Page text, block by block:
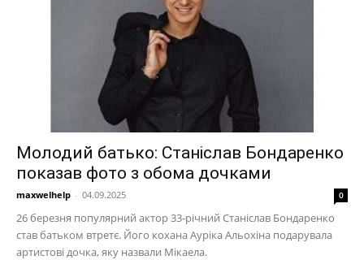
Молодий батько: Станіслав Бондаренко
показав фото з обома дочками
maxwelhelp - 04.09.2025 0
26 березня популярний актор 33-річний Станіслав Бондаренко
став батьком втретє. Його кохана Ауріка Альохіна подарувала
артистові дочка, яку назвали Мікаела.